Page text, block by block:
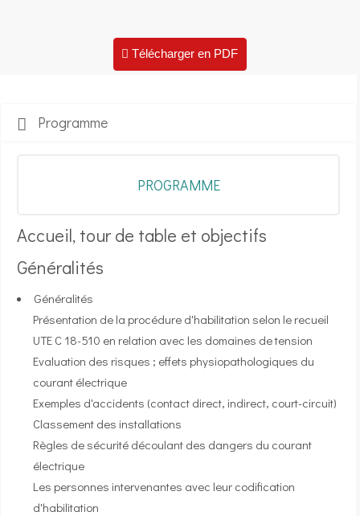
Télécharger en PDF
Programme
PROGRAMME
Accueil, tour de table et objectifs
Généralités
Généralités
Présentation de la procédure d'habilitation selon le recueil
UTE C 18-510 en relation avec les domaines de tension
Evaluation des risques ; effets physiopathologiques du
courant électrique
Exemples d'accidents (contact direct, indirect, court-circuit)
Classement des installations
Règles de sécurité découlant des dangers du courant
électrique
Les personnes intervenantes avec leur codification
d'habilitation